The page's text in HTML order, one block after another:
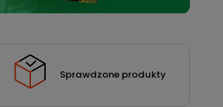
Sprawdzone produkty